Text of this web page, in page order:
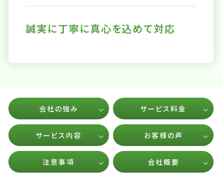
誠実に丁寧に真心を込めて対応
会社の強み サービス料金
サービス内容 お客様の声
注意事項 会社概要